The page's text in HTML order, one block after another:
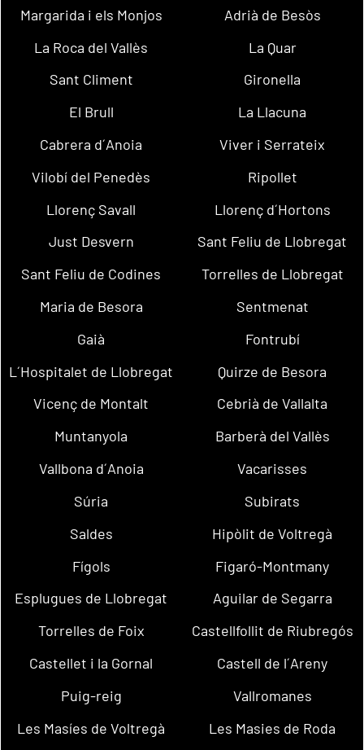
Margarida i els Monjos
Adrià de Besòs
La Roca del Vallès
La Quar
Sant Climent
Gironella
El Brull
La Llacuna
Cabrera d´Anoia
Viver i Serrateix
Vilobí del Penedès
Ripollet
Llorenç Savall
Llorenç d´Hortons
Just Desvern
Sant Feliu de Llobregat
Sant Feliu de Codines
Torrelles de Llobregat
Maria de Besora
Sentmenat
Gaià
Fontrubí
L´Hospitalet de Llobregat
Quirze de Besora
Vicenç de Montalt
Cebrià de Vallalta
Muntanyola
Barberà del Vallès
Vallbona d´Anoia
Vacarisses
Súria
Subirats
Saldes
Hipòlit de Voltregà
Fígols
Figaró-Montmany
Esplugues de Llobregat
Aguilar de Segarra
Torrelles de Foix
Castellfollit de Riubregós
Castellet i la Gornal
Castell de l´Areny
Puig-reig
Vallromanes
Les Masíes de Voltregà
Les Masies de Roda